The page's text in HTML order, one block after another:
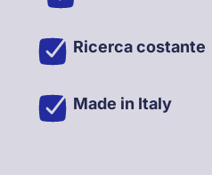
Ricerca costante
Made in Italy